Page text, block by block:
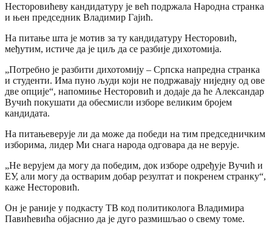
Несторовићеву кандидатуру је већ подржала Народна странка
и њен председник Владимир Гајић.
На питање шта је мотив за ту кандидатуру Несторовић,
међутим, истиче да је циљ да се разбије дихотомија.
„Потребно је разбити дихотомију – Српска напредна странка
и студенти. Има пуно људи који не подржавају ниједну од ове
две опције“, напомиње Несторовић и додаје да ће Александар
Вучић покушати да обесмисли изборе великим бројем
кандидата.
На питањеверује ли да може да победи на тим председничким
изборима, лидер Ми снага народа одговара да не верује.
„Не верујем да могу да победим, док изборе одређује Вучић и
ЕУ, али могу да остварим добар резултат и покренем странку“,
каже Несторовић.
Он је раније у подкасту ТВ код политиколога Владимира
Павићевића објаснио да је дуго размишљао о свему томе.